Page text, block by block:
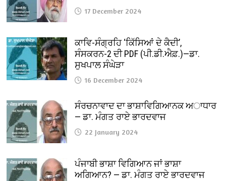
17 December 2024
ਕਾਵਿ-ਸੰਗ੍ਰਹਿ ‘ਕਿੱਸਿਆਂ ਦੇ ਕੈਦੀ’,
ਸੰਸਕਰਨ-2 ਦੀ PDF (ਪੀ.ਡੀ.ਐਫ਼.)—ਡਾ.
ਸੁਖਪਾਲ ਸੰਘੇੜਾ
16 December 2024
ਸੰਰਚਨਾਵਾਦ ਦਾ ਭਾਸ਼ਾਵਿਗਿਆਨਕ ਅਾਧਾਰ
— ਡਾ. ਮੰਗਤ ਰਾਏ ਭਾਰਦਵਾਜ
22 January 2024
ਪੰਜਾਬੀ ਭਾਸ਼ਾ ਵਿਗਿਆਨ ਜਾਂ ਭਾਸ਼ਾ
ਅਗਿਆਨ? — ਡਾ. ਮੰਗਤ ਰਾਏ ਭਾਰਦਵਾਜ